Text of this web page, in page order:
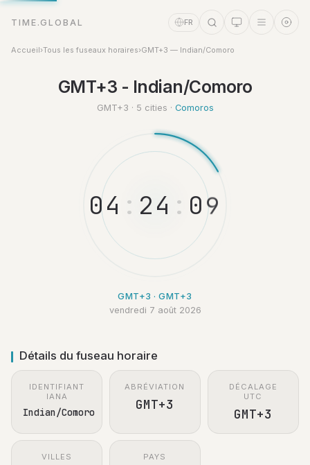
TIME.GLOBAL FR
Accueil›Tous les fuseaux horaires›GMT+3 — Indian/Comoro
GMT+3 - Indian/Comoro
GMT+3 · 5 cities · Comoros
04 : 24 : 09
GMT+3 · GMT+3
vendredi 7 août 2026
Détails du fuseau horaire
IDENTIFIANT
IANA
Indian/Comoro
ABRÉVIATION
GMT+3
DÉCALAGE
UTC
GMT+3
VILLES PAYS
Online